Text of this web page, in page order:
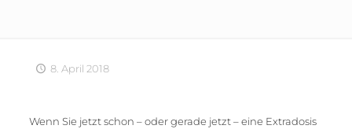
8. April 2018
Wenn Sie jetzt schon – oder gerade jetzt – eine Extradosis